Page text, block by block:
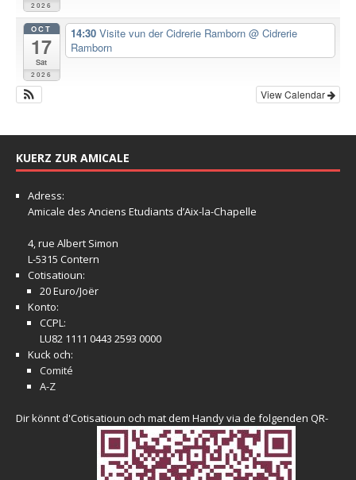
2026
OCT
17
Sat
2026
14:30 Visite vun der Cidrerie Ramborn @ Cidrerie
Ramborn
View Calendar
KUERZ ZUR AMICALE
Adress:
Amicale des Anciens Etudiants d’Aix-la-Chapelle
4, rue Albert Simon
L-5315 Contern
Cotisatioun:
20 Euro/Joër
Konto:
CCPL:
LU82 1111 0443 2593 0000
Kuck och:
Comité
A-Z
Dir könnt d'Cotisatioun och mat dem Handy via de folgenden QR-